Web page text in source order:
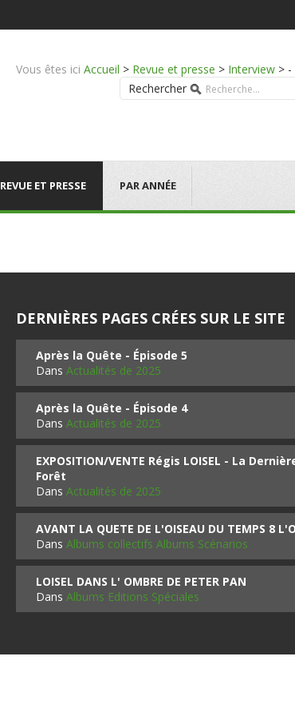
Vous êtes ici Accueil > Revue et presse > Interview > -
Rechercher
REVUE ET PRESSE PAR ANNÉE
DERNIÈRES PAGES CRÉES SUR LE SITE
Après la Quête - Épisode 5
Dans Actualités de 2025
Après la Quête - Épisode 4
Dans Actualités de 2025
EXPOSITION/VENTE Régis LOISEL - La
Forêt
Dans Actualités de 2025
AVANT LA QUETE DE L'OISEAU DU TEMPS 8
Dans Albums collectifs Albums Scénarios
LOISEL DANS L' OMBRE DE PETER PAN
Dans Albums Editions Spéciales